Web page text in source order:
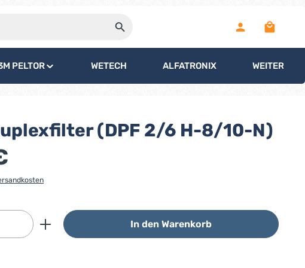
PELTOR WETECH ALFATRONIX WEITERE
(DPF 2/6 H-8/10-N)
Gib den gewünschten Wert ein oder
In den Warenkorb